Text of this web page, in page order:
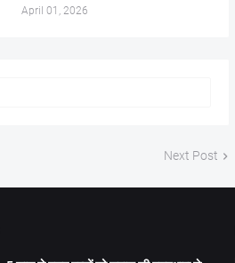
April 01, 2026
Next Post